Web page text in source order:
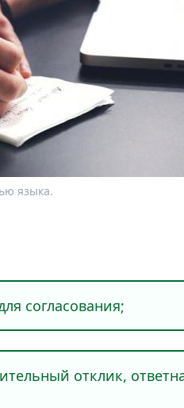
языка.
согласования;
отклик,